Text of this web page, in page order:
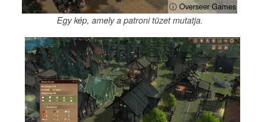
ⓘ Overseer Games
Egy kép, amely a patroni tüzet mutatja.